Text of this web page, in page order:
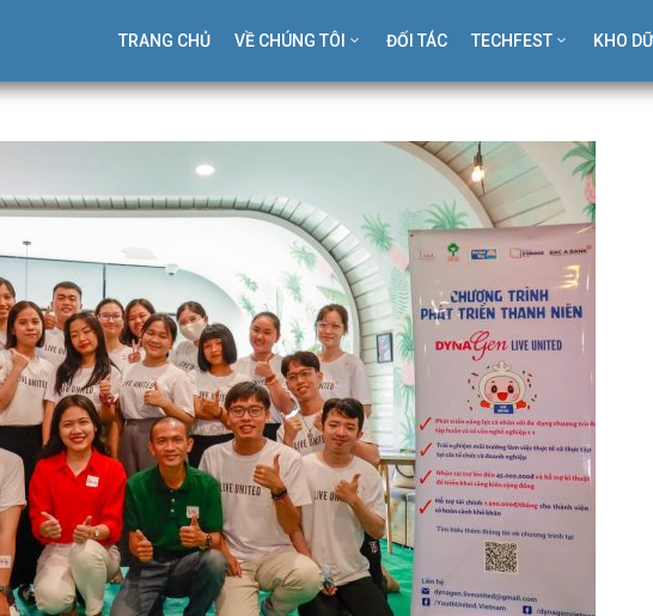
TRANG CHỦ VỀ CHÚNG TÔI ĐỐI TÁC TECHFEST KHO